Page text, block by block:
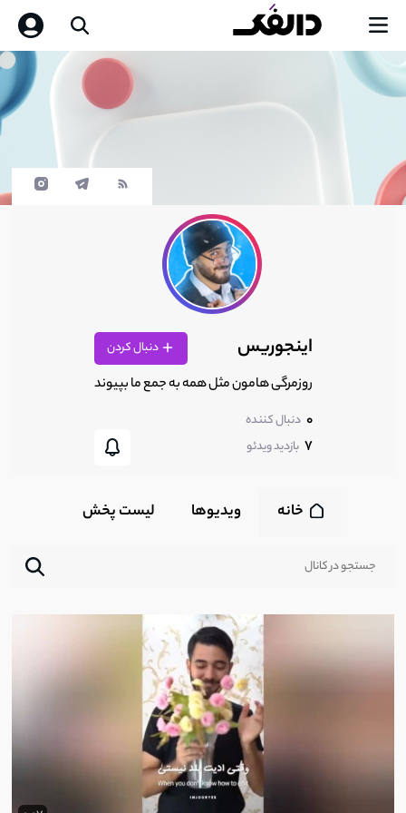
اینجوریس دنبال کردن
روزمرگی هامون مثل همه به جمع ما بپیوند
0 دنبال کننده
7 بازدید ویدئو
خانه ویدیوها لیست پخش‌